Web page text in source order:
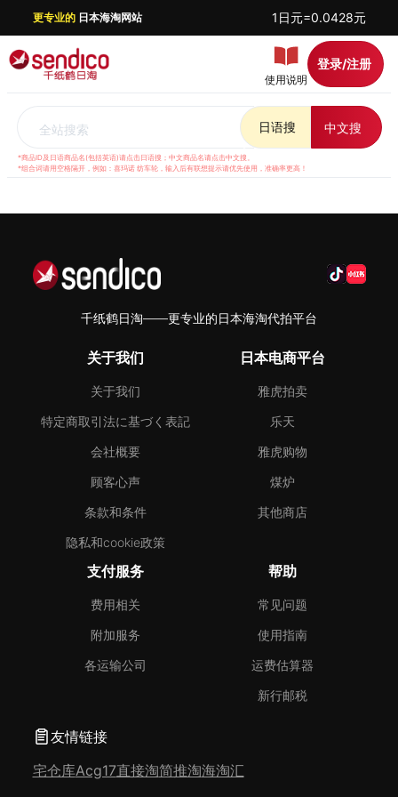
更专业的日本海淘网站 1日元=0.0428元
使用说明
登录/注册
全站搜索 日语搜 中文搜
*商品ID及日语商品名(包括英语)请点击日语搜；中文商品名请点击中文搜。
*组合词请用空格隔开，例如：喜玛诺 纺车轮，输入后有联想提示请优先使用，准确率更高！
千纸鹤日淘——更专业的日本海淘代拍平台
关于我们
关于我们
特定商取引法に基づく表記
会社概要
顾客心声
条款和条件
隐私和cookie政策
日本电商平台
雅虎拍卖
乐天
雅虎购物
煤炉
其他商店
支付服务
费用相关
附加服务
各运输公司
帮助
常见问题
使用指南
运费估算器
新行邮税
友情链接
宅仓库Acg17直接淘简推淘海淘汇